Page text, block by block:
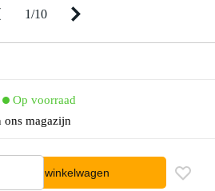
1/10
Op voorraad
magazijn
In winkelwagen